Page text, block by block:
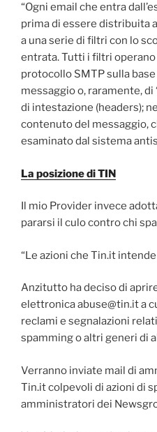
“Ogni email che entra
prima di essere distribuita
a una serie di filtri con lo
entrata. Tutti i filtri
protocollo SMTP sulla
messaggio o, raramente,
di intestazione (headers);
contenuto del messaggio,
esaminato dal sistema
La posizione di TIN
Il mio Provider invece
pararsi il culo contro chi
“Le azioni che Tin.it
Anzitutto ha deciso di
elettronica abuse@tin.it a
reclami e segnalazioni
spamming o altri generi di
Verranno inviate mail di
Tin.it colpevoli di azioni di
amministratori dei